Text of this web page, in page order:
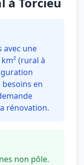
avec une
(rural à
en
rénovation.
non pôle.